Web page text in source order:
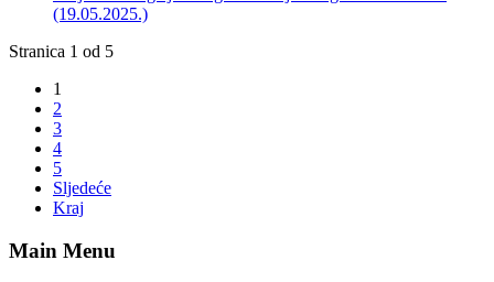
(19.05.2025.)
Stranica 1 od 5
1
2
3
4
5
Sljedeće
Kraj
Main Menu